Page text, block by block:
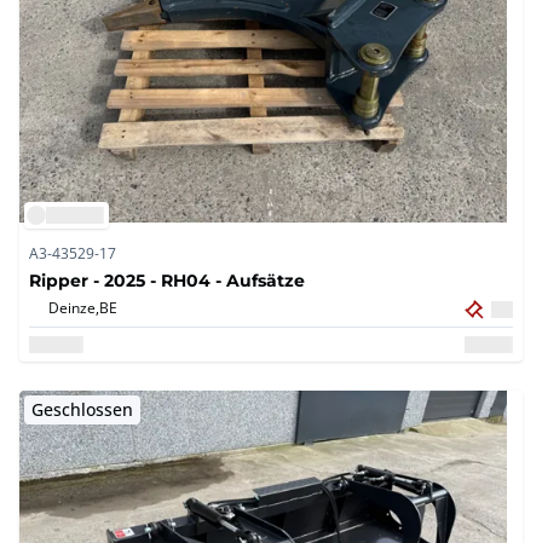
A3-43529-17
Ripper - 2025 - RH04 - Aufsätze
Deinze,BE
Geschlossen